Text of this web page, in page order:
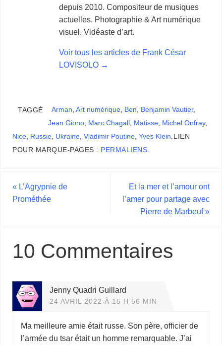
depuis 2010. Compositeur de musiques
actuelles. Photographie & Art numérique
visuel. Vidéaste d’art.
Voir tous les articles de Frank César
LOVISOLO →
TAGGÉ Arman, Art numérique, Ben, Benjamin Vautier,
Jean Giono, Marc Chagall , Matisse, Michel Onfray,
Nice, Russie, Ukraine,Vladimir Poutine,Yves Klein. LIEN
POUR MARQUE-PAGES : PERMALIENS.
« L’Agrypnie de
Prométhée
Et la mer et l’amour ont
l’amer pour partage avec
Pierre de Marbeuf»
10 Commentaires
Jenny Quadri Guillard
24 AVRIL 2022 À 15 H 56 MIN
Ma meilleure amie était russe. Son père, officier de
l’armée du tsar était un homme remarquable. J’ai